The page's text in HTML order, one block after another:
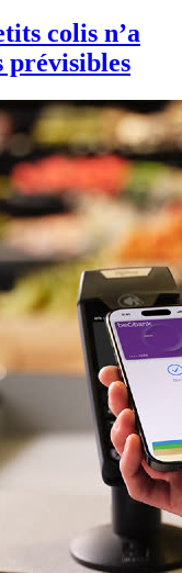
colis n’a
prévisibles